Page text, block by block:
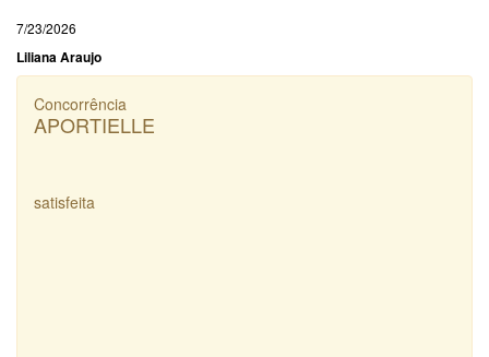
7/23/2026
Liliana Araujo
Concorrência
APORTIELLE
satisfeita